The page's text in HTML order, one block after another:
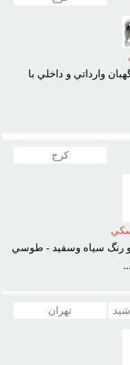
وارداتي و داخلي با
کرج
رنگ سياه وسفيد - طوسي
تهران